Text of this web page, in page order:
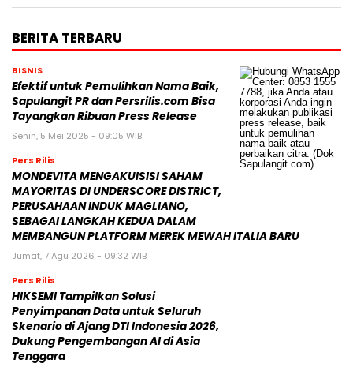
BERITA TERBARU
BISNIS
Efektif untuk Pemulihkan Nama Baik,
Sapulangit PR dan Persrilis.com Bisa
Tayangkan Ribuan Press Release
Senin, 5 Mei 2025 - 09:05 WIB
Pers Rilis
MONDEVITA MENGAKUISISI SAHAM
MAYORITAS DI UNDERSCORE DISTRICT,
PERUSAHAAN INDUK MAGLIANO,
SEBAGAI LANGKAH KEDUA DALAM
MEMBANGUN PLATFORM MEREK MEWAH ITALIA BARU
Jumat, 7 Agu 2026 - 09:32 WIB
Pers Rilis
HIKSEMI Tampilkan Solusi
Penyimpanan Data untuk Seluruh
Skenario di Ajang DTI Indonesia 2026,
Dukung Pengembangan AI di Asia
Tenggara